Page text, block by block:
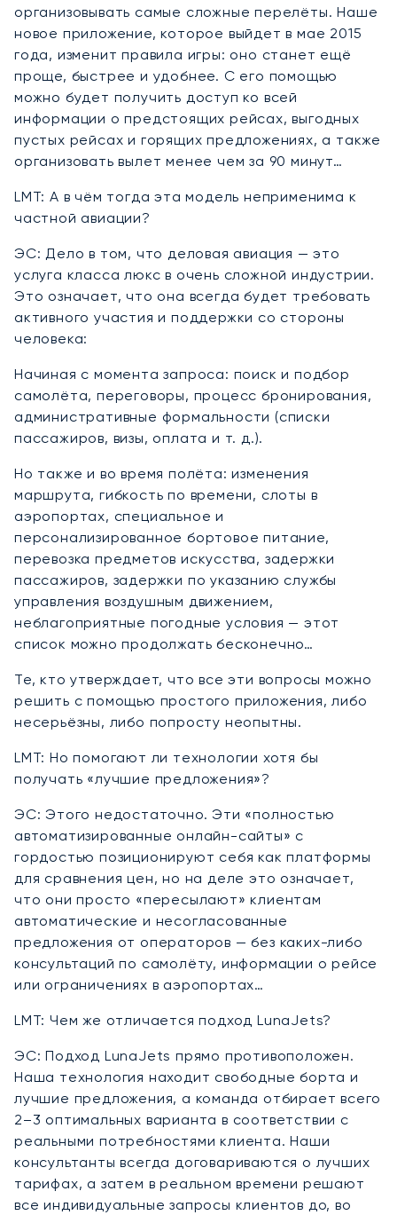
организовывать самые сложные перелёты. Наше
новое приложение, которое выйдет в мае 2015
года, изменит правила игры: оно станет ещё
проще, быстрее и удобнее. С его помощью
можно будет получить доступ ко всей
информации о предстоящих рейсах, выгодных
пустых рейсах и горящих предложениях, а также
организовать вылет менее чем за 90 минут…
LMT: А в чём тогда эта модель неприменима к
частной авиации?
ЭС: Дело в том, что деловая авиация — это
услуга класса люкс в очень сложной индустрии.
Это означает, что она всегда будет требовать
активного участия и поддержки со стороны
человека:
Начиная с момента запроса: поиск и подбор
самолёта, переговоры, процесс бронирования,
административные формальности (списки
пассажиров, визы, оплата и т. д.).
Но также и во время полёта: изменения
маршрута, гибкость по времени, слоты в
аэропортах, специальное и
персонализированное бортовое питание,
перевозка предметов искусства, задержки
пассажиров, задержки по указанию службы
управления воздушным движением,
неблагоприятные погодные условия — этот
список можно продолжать бесконечно…
Те, кто утверждает, что все эти вопросы можно
решить с помощью простого приложения, либо
несерьёзны, либо попросту неопытны.
LMT: Но помогают ли технологии хотя бы
получать «лучшие предложения»?
ЭС: Этого недостаточно. Эти «полностью
автоматизированные онлайн-сайты» с
гордостью позиционируют себя как платформы
для сравнения цен, но на деле это означает,
что они просто «пересылают» клиентам
автоматические и несогласованные
предложения от операторов — без каких-либо
консультаций по самолёту, информации о рейсе
или ограничениях в аэропортах…
LMT: Чем же отличается подход LunaJets?
ЭС: Подход LunaJets прямо противоположен.
Наша технология находит свободные борта и
лучшие предложения, а команда отбирает всего
2–3 оптимальных варианта в соответствии с
реальными потребностями клиента. Наши
консультанты всегда договариваются о лучших
тарифах, а затем в реальном времени решают
все индивидуальные запросы клиентов до, во